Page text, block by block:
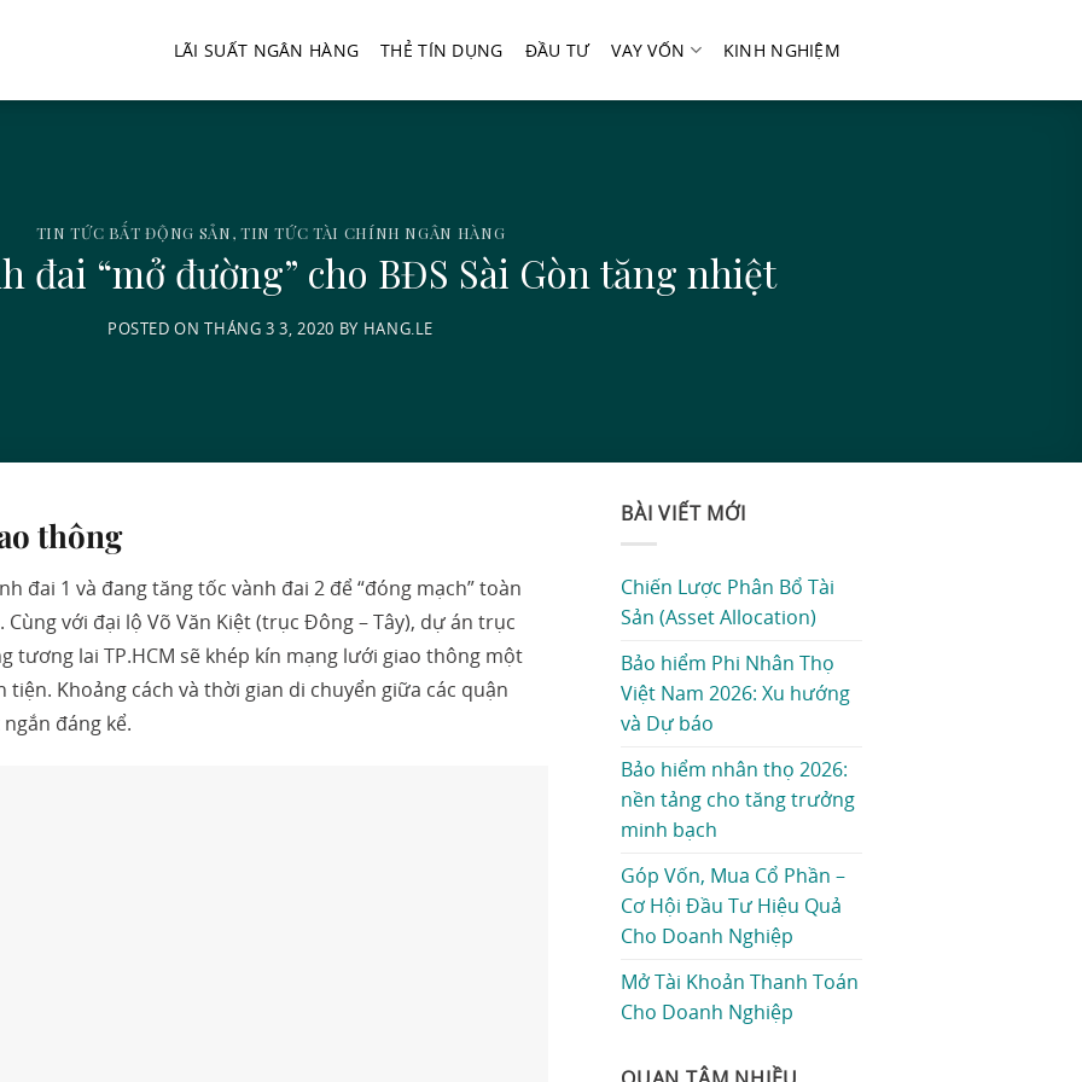
LÃI SUẤT NGÂN HÀNG THẺ TÍN DỤNG ĐẦU TƯ VAY VỐN KINH NGHIỆM
TIN TỨC BẤT ĐỘNG SẢN, TIN TỨC TÀI CHÍNH NGÂN HÀNG
đai “mở đường” cho BĐS Sài Gòn tăng nhiệt
POSTED ONTHÁNG 3 3, 2020 BY HANG.LE
thông
đai 1 và đang tăng tốc vành đai 2 để “đóng mạch” toàn
với đại lộ Võ Văn Kiệt (trục Đông – Tây), dự án trục
tương lai TP.HCM sẽ khép kín mạng lưới giao thông một
Khoảng cách và thời gian di chuyển giữa các quận
đáng kể.
BÀI VIẾT MỚI
Chiến Lược Phân Bổ Tài
Sản (Asset Allocation)
Bảo hiểm Phi Nhân Thọ
Việt Nam 2026: Xu hướng
và Dự báo
Bảo hiểm nhân thọ 2026:
nền tảng cho tăng trưởng
minh bạch
Góp Vốn, Mua Cổ Phần –
Cơ Hội Đầu Tư Hiệu Quả
Cho Doanh Nghiệp
Mở Tài Khoản Thanh Toán
Cho Doanh Nghiệp